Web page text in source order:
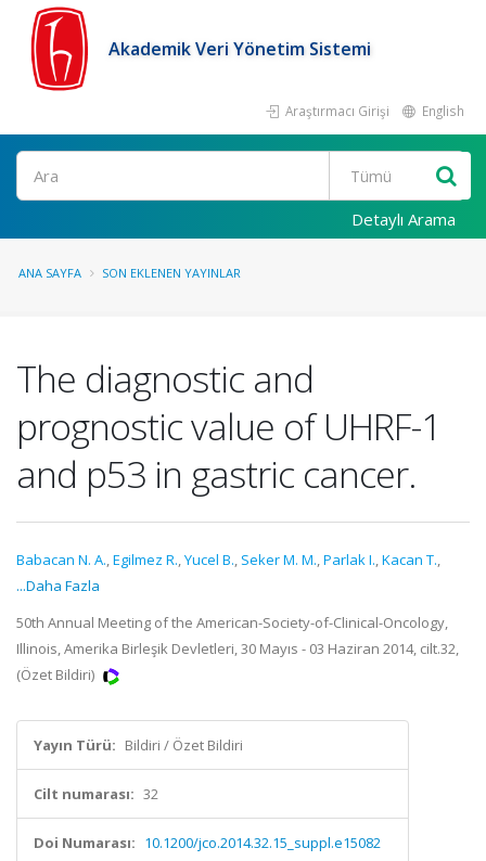
Akademik Veri Yönetim Sistemi
Araştırmacı Girişi English
Ara
Detaylı Arama
ANA SAYFA SON EKLENEN YAYINLAR
The diagnostic and
prognostic value of UHRF-1
and p53 in gastric cancer.
Babacan N. A.,Egilmez R.,Yucel B., Seker M. M.,Parlak I.,Kacan T.,
...Daha Fazla
50th Annual Meeting of the American-Society-of-Clinical-Oncology,
Illinois, Amerika Birleşik Devletleri, 30 Mayıs - 03 Haziran 2014, cilt.32,
(Özet Bildiri)
Yayın Türü: Bildiri / Özet Bildiri
Cilt numarası: 32
Doi Numarası: 10.1200/jco.2014.32.15_suppl.e15082